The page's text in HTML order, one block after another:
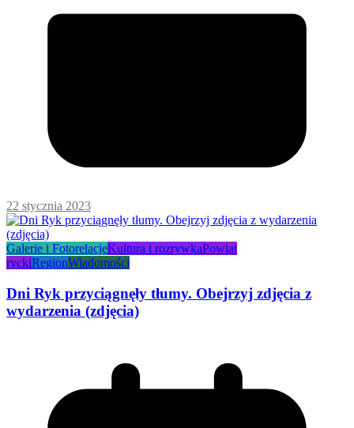
22 stycznia 2023
Galerie i FotorelacjeKultura i rozrywkaPowiat
ryckiRegionWiadomości
Dni Ryk przyciągnęły tłumy. Obejrzyj zdjęcia z
wydarzenia (zdjęcia)